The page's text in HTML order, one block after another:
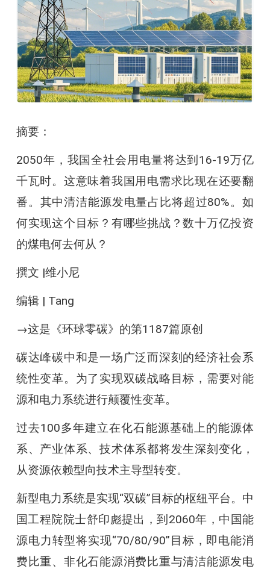
摘要：
2050年，我国全社会用电量将达到16-19万亿
千瓦时。这意味着我国用电需求比现在还要翻
番。其中清洁能源发电量占比将超过80%。如
何实现这个目标？有哪些挑战？数十万亿投资
的煤电何去何从？
撰文 |维小尼
编辑 | Tang
→这是《环球零碳》的第1187篇原创
碳达峰碳中和是一场广泛而深刻的经济社会系
统性变革。为了实现双碳战略目标，需要对能
源和电力系统进行颠覆性变革。
过去100多年建立在化石能源基础上的能源体
系、产业体系、技术体系都将发生深刻变化，
从资源依赖型向技术主导型转变。
新型电力系统是实现“双碳”目标的枢纽平台。中
国工程院院士舒印彪提出，到2060年，中国能
源电力转型将实现“70/80/90”目标，即电能消
费比重、非化石能源消费比重与清洁能源发电